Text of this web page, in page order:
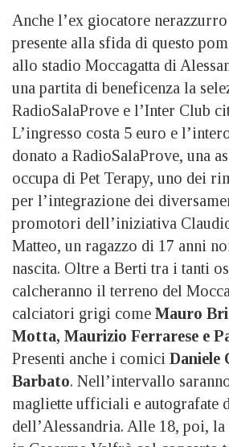
Anche l’ex giocatore nerazzurro
presente alla sfida di questo
allo stadio Moccagatta di
una partita di beneficenza la
RadioSalaProve e l’Inter Club
L’ingresso costa 5 euro e
donato a RadioSalaProve, una
occupa di Pet Terapy, uno dei
per l’integrazione dei
promotori dell’iniziativa
Matteo, un ragazzo di 17 anni
nascita. Oltre a Berti tra i tanti
calcheranno il terreno del
calciatori grigi come Mauro
Motta, Maurizio Ferrarese e
Presenti anche i comici Daniele
Barbato. Nell’intervallo
magliette ufficiali e autografate
dell’Alessandria. Alle 18, poi, la